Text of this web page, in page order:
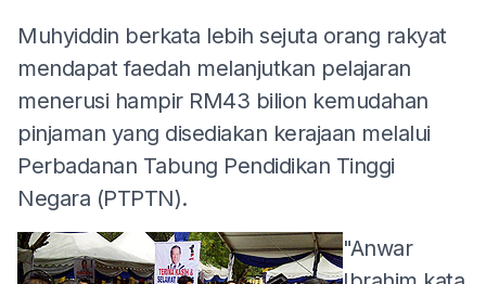
Muhyiddin berkata lebih sejuta orang rakyat
mendapat faedah melanjutkan pelajaran
menerusi hampir RM43 bilion kemudahan
pinjaman yang disediakan kerajaan melalui
Perbadanan Tabung Pendidikan Tinggi
Negara (PTPTN).
"Anwar